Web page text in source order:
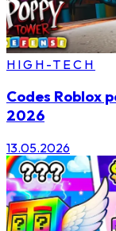
HIGH-TECH
Codes Roblox
2026
13.05.2026